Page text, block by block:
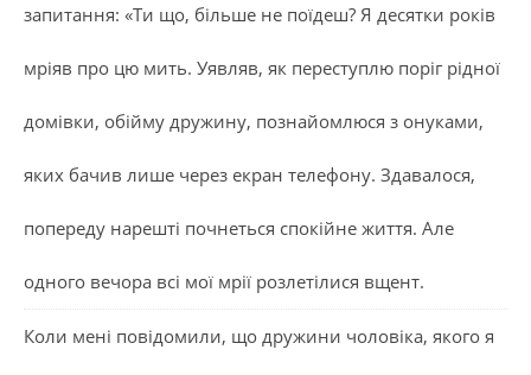
запитання: «Ти що, більше не поїдеш? Я десятки років
мріяв про цю мить. Уявляв, як переступлю поріг рідної
домівки, обійму дружину, познайомлюся з онуками,
яких бачив лише через екран телефону. Здавалося,
попереду нарешті почнеться спокійне життя. Але
одного вечора всі мої мрії розлетілися вщент.
Коли мені повідомили, що дружини чоловіка, якого я